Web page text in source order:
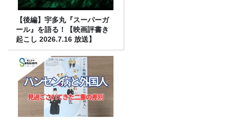
【後編】宇多丸『スーパーガ
ール』を語る！【映画評書き
起こし 2026.7.16 放送】